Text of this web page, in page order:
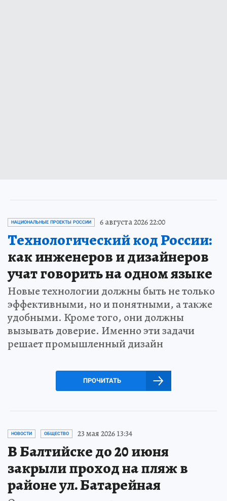
НАЦИОНАЛЬНЫЕ ПРОЕКТЫ РОССИИ 6 августа 2026 22:00
Технологический код России:
как инженеров и дизайнеров
учат говорить на одном языке
Новые технологии должны быть не только
эффективными, но и понятными, а также
удобными. Кроме того, они должны
вызывать доверие. Именно эти задачи
решает промышленный дизайн
ПРОЧИТАТЬ
НОВОСТИ ОБЩЕСТВО 23 мая 2026 13:34
В Балтийске до 20 июня
закрыли проход на пляж в
районе ул. Батарейная